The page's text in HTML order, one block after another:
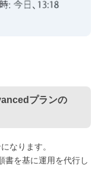
プランの
なります。
書を基に運用を代行し